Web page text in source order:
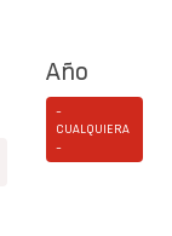
Año
-
CUALQUIERA
-